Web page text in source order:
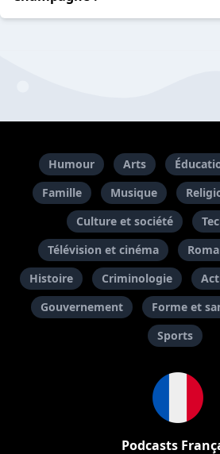
Humour Arts
Famille
Musique
Culture et société
Télévision et cinéma
Histoire
Criminologie
Gouvernement
Forme et
Sports
Podcasts